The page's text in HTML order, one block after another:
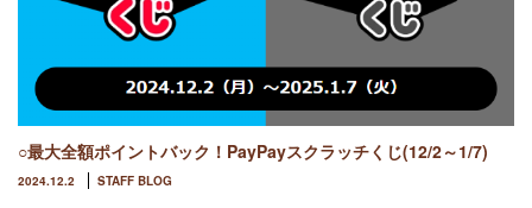
○最大全額ポイントバック！PayPayスクラッチくじ(12/2～1/7)
2024.12.2 STAFF BLOG